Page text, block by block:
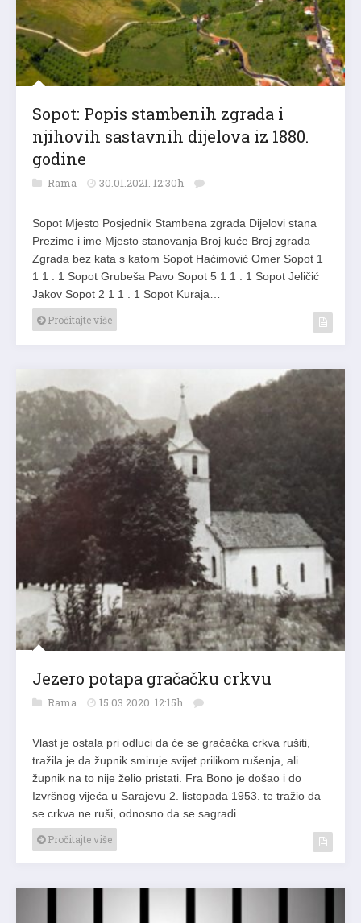
Sopot: Popis stambenih zgrada i
njihovih sastavnih dijelova iz 1880.
godine
Rama 30.01.2021. 12:30h
Sopot Mjesto Posjednik Stambena zgrada Dijelovi stana
Prezime i ime Mjesto stanovanja Broj kuće Broj zgrada
Zgrada bez kata s katom Sopot Haćimović Omer Sopot 1
1 1 . 1 Sopot Grubeša Pavo Sopot 5 1 1 . 1 Sopot Jeličić
Jakov Sopot 2 1 1 . 1 Sopot Kuraja…
Pročitajte više
Jezero potapa gračačku crkvu
Rama 15.03.2020. 12:15h
Vlast je ostala pri odluci da će se gračačka crkva rušiti,
tražila je da župnik smiruje svijet prilikom rušenja, ali
župnik na to nije želio pristati. Fra Bono je došao i do
Izvršnog vijeća u Sarajevu 2. listopada 1953. te tražio da
se crkva ne ruši, odnosno da se sagradi…
Pročitajte više